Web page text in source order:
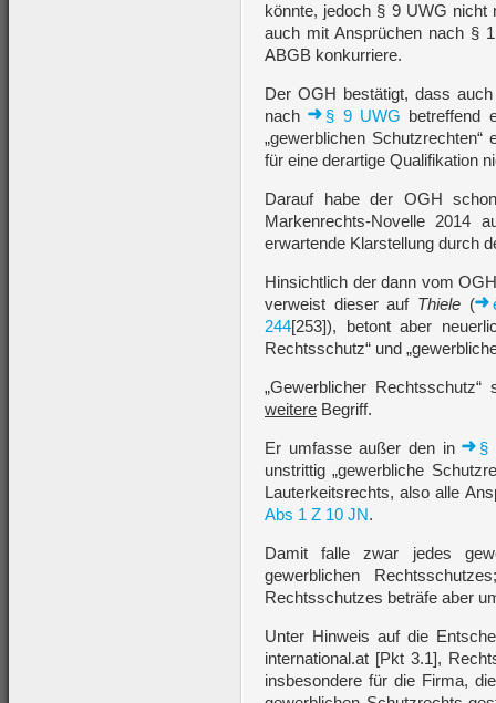
könnte, jedoch § 9 UWG
auch mit Ansprüchen nach §
ABGB konkurriere.
Der OGH bestätigt, dass
nach
§ 9 UWG betreffend
„gewerblichen
für eine derartige Qualifikation
Darauf habe der OGH
Markenrechts-Novelle 2014
erwartende Klarstellung durch
Hinsichtlich der dann vom
verweist dieser auf Thiele (
244[253]), betont aber
Rechtsschutz“ und
„Gewerblicher
weitere Begriff.
Er umfasse außer den in
§
unstrittig „gewerbliche
Lauterkeitsrechts, also alle
Abs 1 Z 10 JN.
Damit falle zwar jedes
gewerblichen
Rechtsschutzes beträfe aber
Unter Hinweis auf die
international.at [Pkt 3.1],
insbesondere für die Firma,